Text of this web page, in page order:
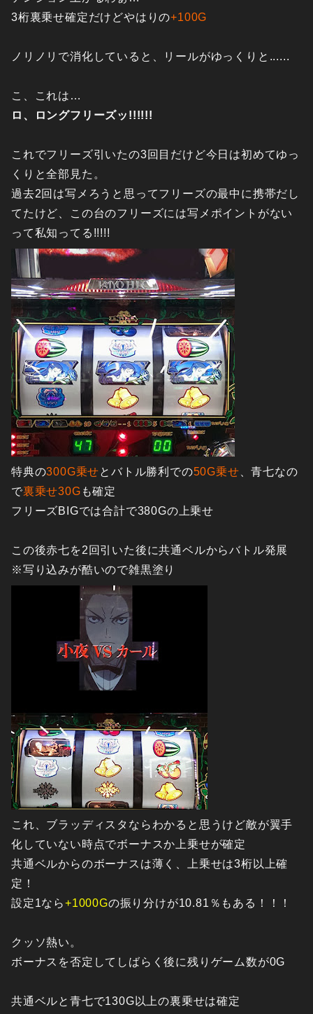
3桁裏乗せ確定だけどやはりの+100G
ノリノリで消化していると、リールがゆっくりと......
こ、これは…
ロ、ロングフリーズッ!!!!!!
これでフリーズ引いたの3回目だけど今日は初めてゆっ
くりと全部見た。
過去2回は写メろうと思ってフリーズの最中に携帯だし
てたけど、この台のフリーズには写メポイントがない
って私知ってる!!!!!
特典の300G乗せとバトル勝利での50G乗せ 、青七なの
で裏乗せ30G も確定
フリーズBIGでは合計で380Gの上乗せ
この後赤七を2回引いた後に共通ベルからバトル発展
※写り込みが酷いので雑黒塗り
これ、ブラッディスタならわかると思うけど敵が翼手
化していない時点でボーナスか上乗せが確定
共通ベルからのボーナスは薄く、上乗せは3桁以上確
定！
設定1なら+1000Gの振り分けが10.81％もある！！！
クッソ熱い。
ボーナスを否定してしばらく後に残りゲーム数が0G
共通ベルと青七で130G以上の裏乗せは確定